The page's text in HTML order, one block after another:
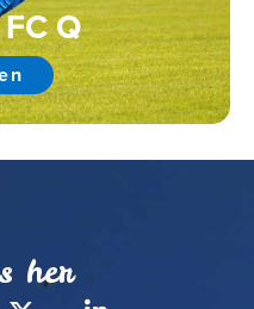
Q
her